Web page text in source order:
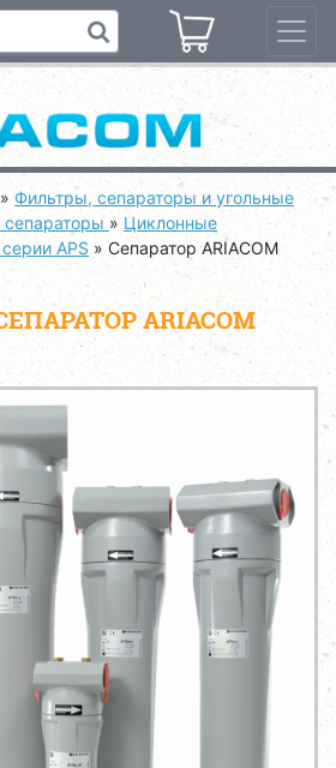
» Фильтры, сепараторы и угольные
» Циклонные
APS » Сепаратор ARIACOM
ARIACOM